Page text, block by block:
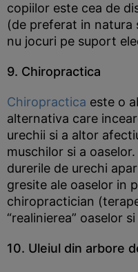
copiilor este cea de
(de preferat in natura
nu jocuri pe suport
9. Chiropractica
Chiropractica este o
alternativa care
urechii si a altor
muschilor si a
durerile de urechi
gresite ale oaselor in
chiropractician
“realinierea” oaselor
10. Uleiul din arbore